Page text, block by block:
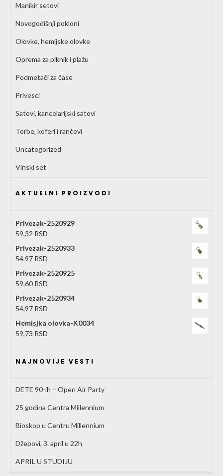
Manikir setovi
Novogodišnji pokloni
Olovke, hemijske olovke
Oprema za piknik i plažu
Podmetači za čase
Privesci
Satovi, kancelarijski satovi
Torbe, koferi i rančevi
Uncategorized
Vinski set
AKTUELNI PROIZVODI
Privezak-2520929
59,32 RSD
Privezak-2520933
54,97 RSD
Privezak-2520925
59,60 RSD
Privezak-2520934
54,97 RSD
Hemisjka olovka-K0034
59,73 RSD
NAJNOVIJE VESTI
DETE 90-ih – Open Air Party
25 godina Centra Millennium
Bioskop u Centru Millennium
Džepovi, 3. april u 22h
APRIL U STUDIJU